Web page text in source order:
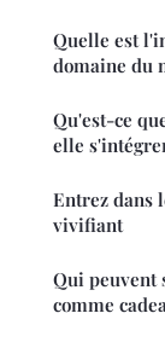
Quelle est
domaine du
Qu'est-ce
elle
Entrez dans
vivifiant
Qui peuvent
comme